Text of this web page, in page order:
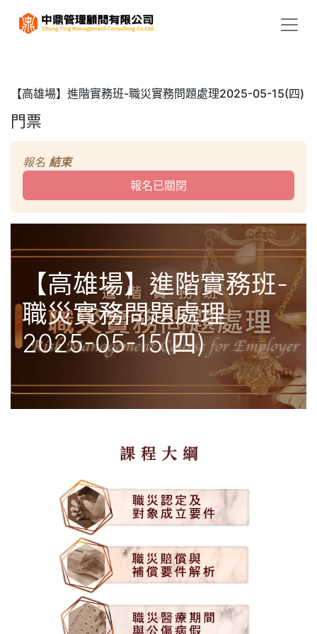
【高雄場】進階實務班-職災實務問題處理2025-05-15(四)
門票
報名 結束
報名已關閉
【高雄場】進階實務班-
職災實務問題處理
2025-05-15(四)